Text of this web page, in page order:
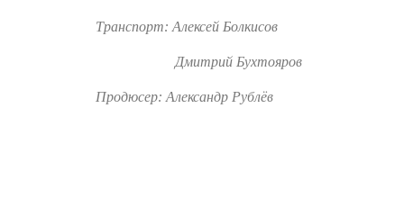
Транспорт: Алексей Болкисов
Дмитрий Бухтояров
Продюсер: Александр Рублёв